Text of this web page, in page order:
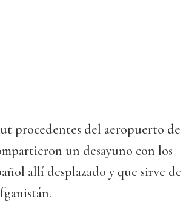
procedentes del aeropuerto de
un desayuno con los
allí desplazado y que sirve de